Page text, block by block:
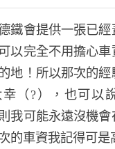
鐵會提供一張已
以完全不用擔心
地！所以那次的
（?），也可以
我可能永遠沒機
的車資我記得可是